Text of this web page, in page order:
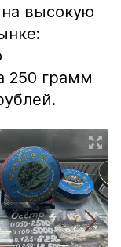
высокую
250 грамм